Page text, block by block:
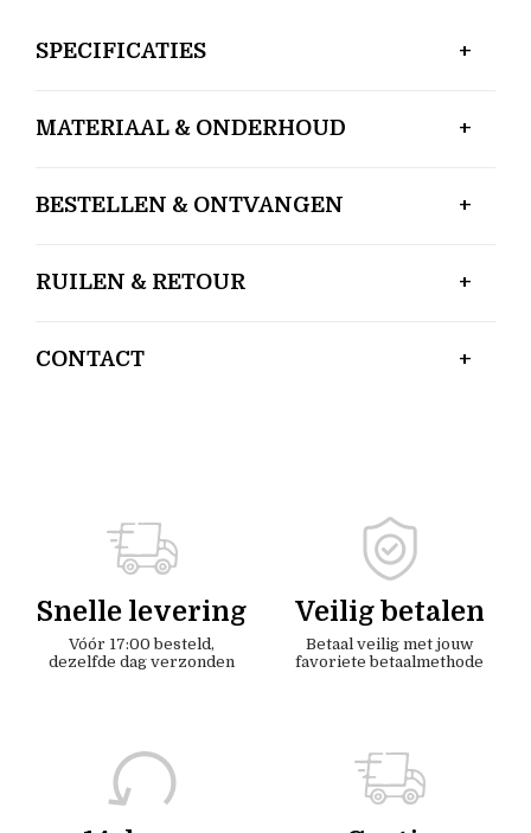
SPECIFICATIES
MATERIAAL & ONDERHOUD
BESTELLEN & ONTVANGEN
RUILEN & RETOUR
CONTACT
Snelle levering
Vóór 17:00 besteld,
dezelfde dag verzonden
Veilig betalen
Betaal veilig met jouw
favoriete betaalmethode